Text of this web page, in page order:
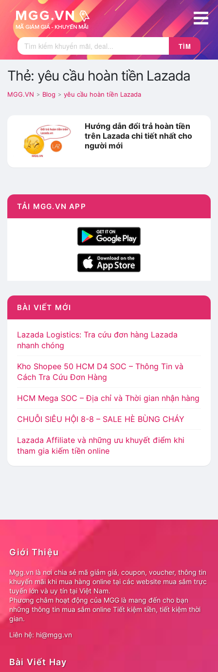
TÌM
Thẻ: yêu cầu hoàn tiền Lazada
MGG.VN > Blog > yêu cầu hoàn tiền Lazada
Hướng dẫn đổi trả hoàn tiền
trên Lazada chi tiết nhất cho
người mới
TẢI MGG.VN APP
BÀI VIẾT MỚI
Lazada Logistics: Tra cứu đơn hàng Lazada
nhanh chóng
Kho Shopee 50 HCM D4 SOC – Thông Tin và
Cách Tra Cứu Đơn Hàng
HCM Mega SOC – Địa chỉ và Thời gian nhận hàng
CHUỖI SIÊU HỘI 8-8 – SALE HÈ BÙNG CHÁY
Lazada Affiliate và những ưu khuyết điểm khi
tham gia kiếm tiền online
Giới Thiệu
Mgg.vn là nơi chia sẻ mã giảm giá, coupon, voucher, thông tin
khuyến mãi khi mua hàng online tại các website mua sắm trực
tuyến lớn và uy tín tại Việt Nam.
Phương châm hoạt động của MGG là mang đến cho bạn
những thông tin mua sắm online Tiết kiệm tiền, tiết kiệm thời
gian.
Liên hệ: hi@mgg.vn
Bài Viết Hay